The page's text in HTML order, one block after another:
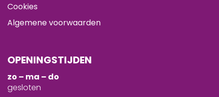
Cookies
Algemene voorwaarden
OPENINGSTIJDEN
zo – ma – do
gesloten